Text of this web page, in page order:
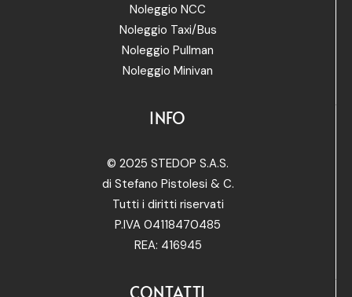
Noleggio NCC
Noleggio Taxi/Bus
Noleggio Pullman
Noleggio Minivan
INFO
© 2025 STEDOP S.A.S.
di Stefano Pistolesi & C.
Tutti i diritti riservati
P.IVA 04118470485
REA: 416945
CONTATTI